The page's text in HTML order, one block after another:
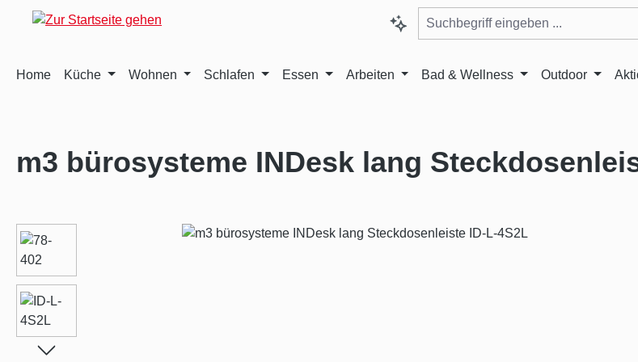
Hauptinhalt springen
Zur Suche springen
Zur Hauptnavigation springen
Home Küche Wohnen Schlafen Essen Arbeiten Bad & Wellness Outdoor
m3 bürosysteme INDesk lang
Bildergalerie überspringen